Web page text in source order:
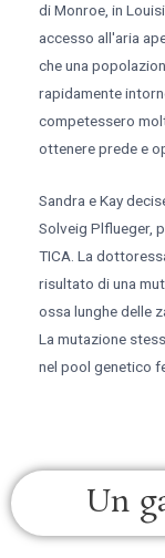
di Monroe, in
accesso all'aria
che una
rapidamente
competessero
ottenere prede e
Sandra e Kay
Solveig Plflueger,
TICA. La
risultato di una
ossa lunghe delle
La mutazione
nel pool genetico
Un